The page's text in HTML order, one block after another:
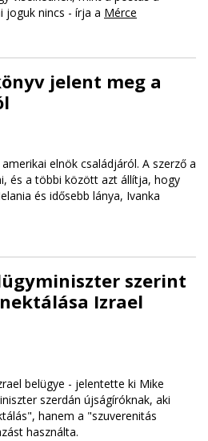
joguk nincs - írja a Mérce
jelent meg a
elnök családjáról. A szerző a
és a többi között azt állítja, hogy
és idősebb lánya, Ivanka
szerint
Izrael
belügye - jelentette ki Mike
szerdán újságíróknak, aki
hanem a "szuverenitás
használta.